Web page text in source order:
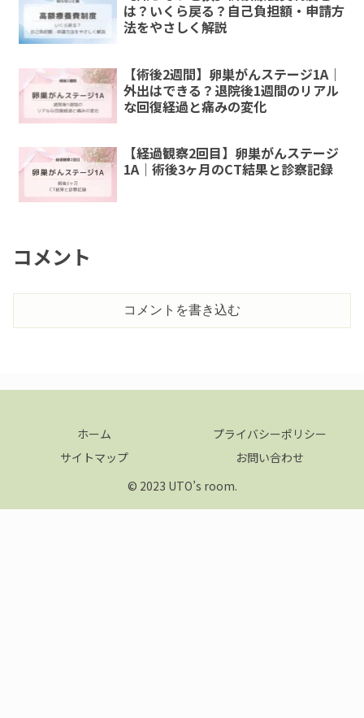
は？いくら戻る？自己負担額・申請方
法をやさしく解説
【術後2週間】卵巣がんステージ1A｜
外出はできる？退院後1週間のリアル
な回復経過と痛みの変化
【経過観察2回目】卵巣がんステージ
1A｜術後3ヶ月のCT結果と診察記録
コメント
コメントを書き込む
ホーム
プライバシーポリシー
サイトマップ
お問い合わせ
© 2023 UTO’s room.